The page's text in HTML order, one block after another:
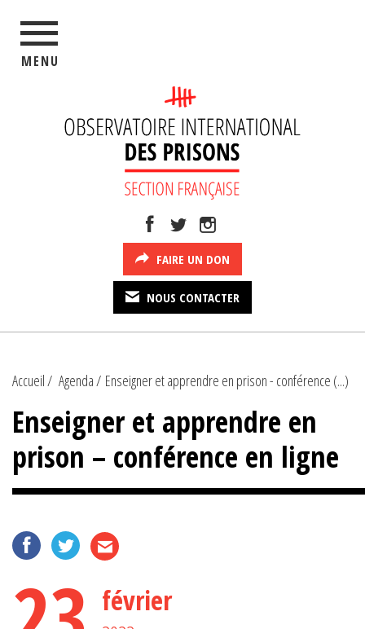
MENU
FAIRE UN DON
NOUS CONTACTER
Accueil Agenda Enseigner et apprendre en prison - conférence (...)
Enseigner et apprendre en
prison – conférence en ligne
février